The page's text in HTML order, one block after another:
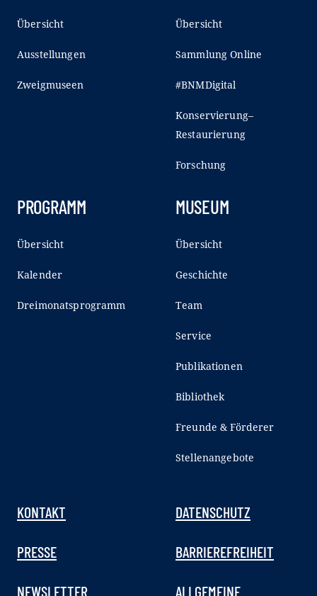
Übersicht
Ausstellungen
Zweigmuseen
Übersicht
Sammlung Online
#BNMDigital
Konservierung–
Restaurierung
Forschung
PROGRAMM
Übersicht
Kalender
Dreimonatsprogramm
MUSEUM
Übersicht
Geschichte
Team
Service
Publikationen
Bibliothek
Freunde & Förderer
Stellenangebote
KONTAKT
PRESSE
NEWSLETTER
DATENSCHUTZ
BARRIEREFREIHEIT
ALLGEMEINE